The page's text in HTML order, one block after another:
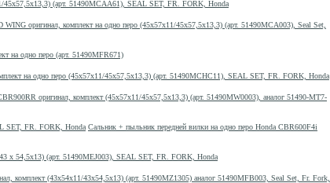
45x57,5x13,3) (арт. 51490MCAA61), SEAL SET, FR. FORK, Honda
оригинал, комплект на одно перо (45x57x11/45х57,5х13,3) (арт. 51490MCA003), Seal Set,
на одно перо (арт. 51490MFR671)
на одно перо (45x57x11/45х57,5х13,3) (арт. 51490MCHC11), SEAL SET, FR. FORK, Honda
оригинал, комплект (45x57x11/45x57,5x13,3) (арт. 51490MW0003), аналог 51490-MT7-
Сальник + пыльник передней вилки на одно перо Honda CBR600F4i
х 54,5x13) (арт. 51490MEJ003), SEAL SET, FR. FORK, Honda
комплект (43x54x11/43x54,5x13) (арт. 51490MZ1305) аналог 51490MFB003, Seal Set, Fr. Fork,